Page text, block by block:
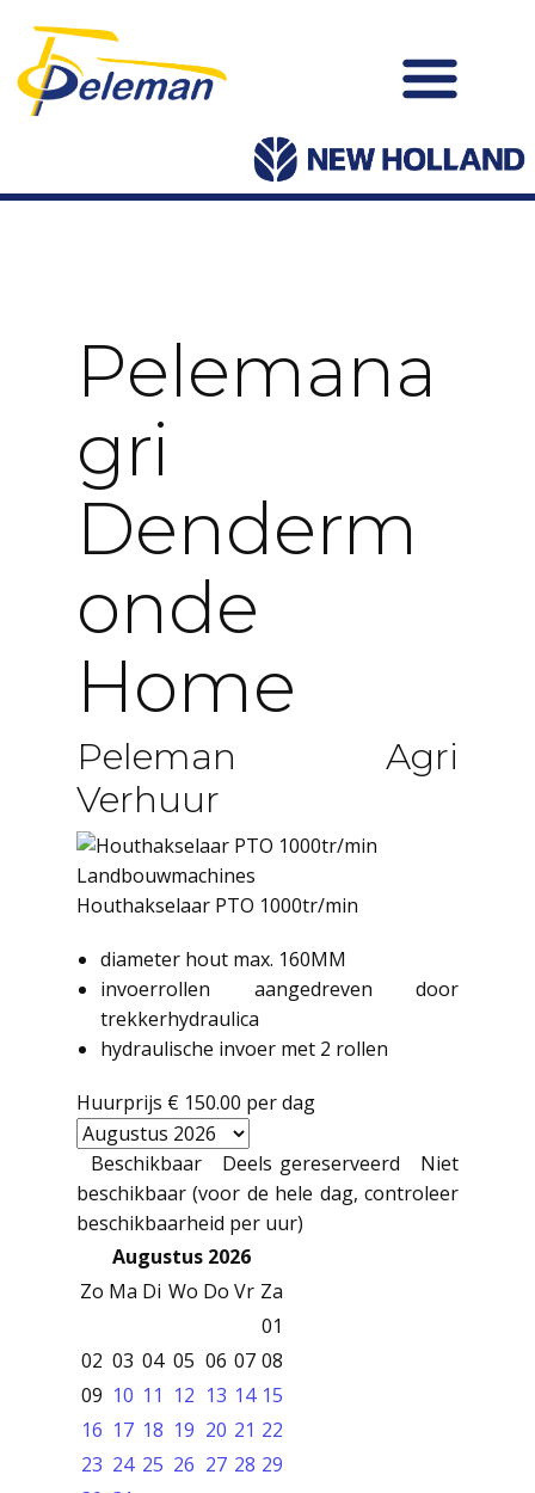
Pelemana
Gri
Denderm
Onde
Home
Peleman Agri
Verhuur
Landbouwmachines
Houthakselaar PTO 1000tr/min
diameter hout max. 160MM
invoerrollen aangedreven door
trekkerhydraulica
hydraulische invoer met 2 rollen
Huurprijs € 150.00 per dag
Beschikbaar Deels gereserveerd
Niet
beschikbaar (voor de hele dag, controleer
beschikbaarheid per uur)
Augustus 2026
Zo Ma Di Wo Do Vr Za
01
02 03 04 05 06 07 08
09 10 11 12 13 14 15
16 17 18 19 20 21 22
23 24 25 26 27 28 29